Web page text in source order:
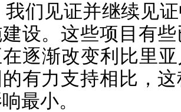
我们见证并继续见
设。这些项目有
逐渐改变利比里
的有力支持相比，
最小。